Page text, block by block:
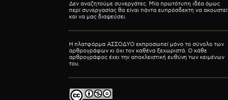
Δεν αναζητούμε συνεργάτες. Μία πρωτότυπη ιδέα όμως
περί συνεργασίας θα είναι πάντα ευπρόσδεκτη να ακουστεί
και να μας διαψεύσει.
Η πλατφόρμα ΑΣΣΟΔΥΟ εκπροσωπεί μόνο το σύνολο των
αρθρογράφων κι όχι τον καθένα ξεχωριστά. Ο κάθε
αρθρογράφος έχει την αποκλειστική ευθύνη των κειμένων
του.